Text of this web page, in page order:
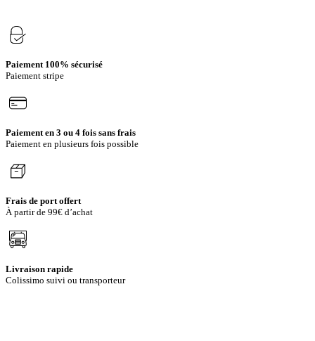
Paiement 100% sécurisé
Paiement stripe
Paiement en 3 ou 4 fois sans frais
Paiement en plusieurs fois possible
Frais de port offert
À partir de 99€ d’achat
Livraison rapide
Colissimo suivi ou transporteur